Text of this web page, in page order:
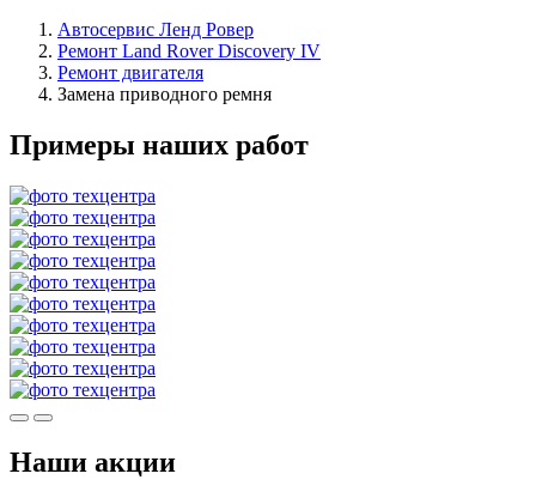
Автосервис Ленд Ровер
Ремонт Land Rover Discovery IV
Ремонт двигателя
Замена приводного ремня
Примеры наших работ
Наши акции